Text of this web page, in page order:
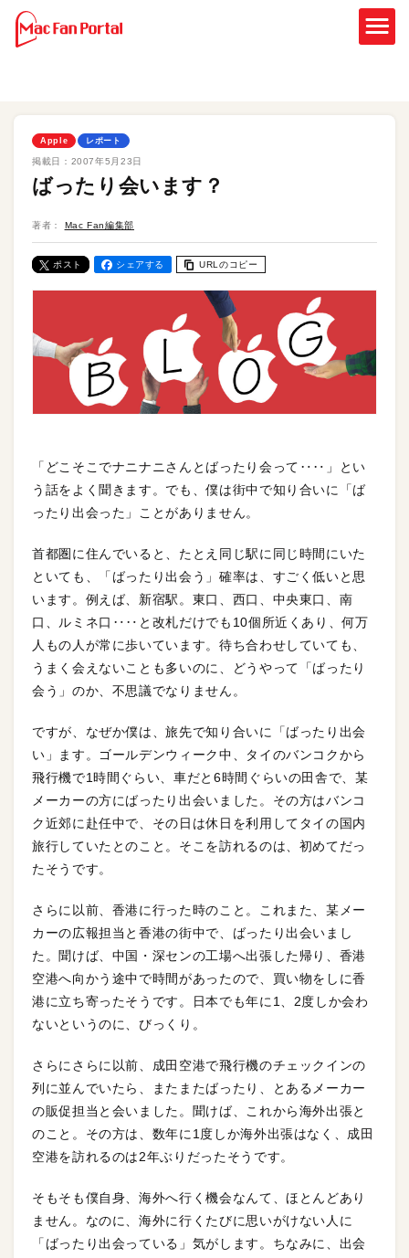
Apple レポート
掲載日： 2007年5月23日
ばったり会います？
著者： Mac Fan編集部
ポスト シェアする URLのコピー
「どこそこでナニナニさんとばったり会って‥‥」とい
う話をよく聞きます。でも、僕は街中で知り合いに「ば
ったり出会った」ことがありません。
首都圏に住んでいると、たとえ同じ駅に同じ時間にいた
といても、「ばったり出会う」確率は、すごく低いと思
います。例えば、新宿駅。東口、西口、中央東口、南
口、ルミネ口‥‥と改札だけでも10個所近くあり、何万
人もの人が常に歩いています。待ち合わせしていても、
うまく会えないことも多いのに、どうやって「ばったり
会う」のか、不思議でなりません。
ですが、なぜか僕は、旅先で知り合いに「ばったり出会
い」ます。ゴールデンウィーク中、タイのバンコクから
飛行機で1時間ぐらい、車だと6時間ぐらいの田舎で、某
メーカーの方にばったり出会いました。その方はバンコ
ク近郊に赴任中で、その日は休日を利用してタイの国内
旅行していたとのこと。そこを訪れるのは、初めてだっ
たそうです。
さらに以前、香港に行った時のこと。これまた、某メー
カーの広報担当と香港の街中で、ばったり出会いまし
た。聞けば、中国・深センの工場へ出張した帰り、香港
空港へ向かう途中で時間があったので、買い物をしに香
港に立ち寄ったそうです。日本でも年に1、2度しか会わ
ないというのに、びっくり。
さらにさらに以前、成田空港で飛行機のチェックインの
列に並んでいたら、またまたばったり、とあるメーカー
の販促担当と会いました。聞けば、これから海外出張と
のこと。その方は、数年に1度しか海外出張はなく、成田
空港を訪れるのは2年ぶりだったそうです。
そもそも僕自身、海外へ行く機会なんて、ほとんどあり
ません。なのに、海外に行くたびに思いがけない人に
「ばったり出会っている」気がします。ちなみに、出会